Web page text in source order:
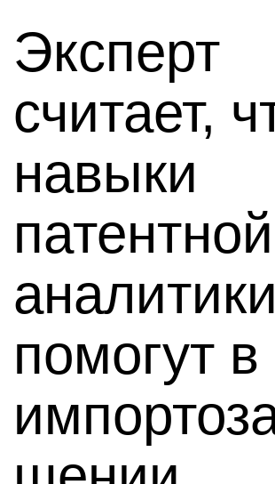
Эксперт
считает,
навыки
патентной
аналитики
помогут в